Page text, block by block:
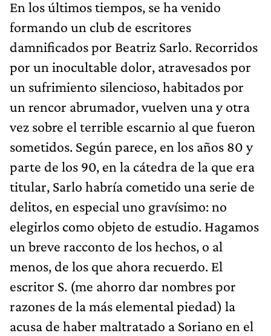
En los últimos tiempos, se ha venido
formando un club de escritores
damnificados por Beatriz Sarlo. Recorridos
por un inocultable dolor, atravesados por
un sufrimiento silencioso, habitados por
un rencor abrumador, vuelven una y otra
vez sobre el terrible escarnio al que fueron
sometidos. Según parece, en los años 80 y
parte de los 90, en la cátedra de la que era
titular, Sarlo habría cometido una serie de
delitos, en especial uno gravísimo: no
elegirlos como objeto de estudio. Hagamos
un breve racconto de los hechos, o al
menos, de los que ahora recuerdo. El
escritor S. (me ahorro dar nombres por
razones de la más elemental piedad) la
acusa de haber maltratado a Soriano en el